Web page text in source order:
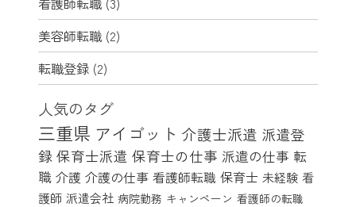
美容師転職(2)
転職登録 (2)
人気のタグ
三重県 アイゴット 介護士派遣 派遣登
録 保育士派遣 保育士の仕事 派遣の仕事 転
職 介護 介護の仕事 看護師転職 保育士 未経験 看
護師 派遣会社 病院勤務 キャンペーン 看護師の転職